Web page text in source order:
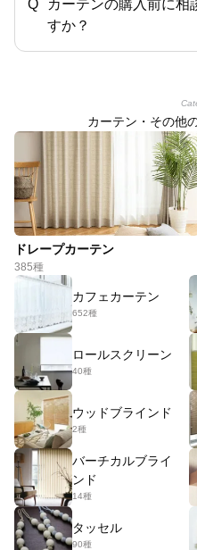
カーテンの購入前に相
すか？
カーテン・その他
ドレープカーテン
385種
カフェカーテン
652種
ロールスクリーン
40種
ウッドブラインド
2種
バーチカルブライ
ンド
14種
タッセル
90種